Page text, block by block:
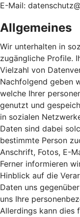
E-Mail:
Allgemeines
Wir unterhalten in
zugängliche Profile.
Vielzahl von
Nachfolgend geben
welche Ihrer
genutzt und
in sozialen
Daten sind dabei
bestimmte Person
Anschrift, Fotos, E-
Ferner informieren
Hinblick auf die
Daten uns
uns Ihre
Allerdings kann dies